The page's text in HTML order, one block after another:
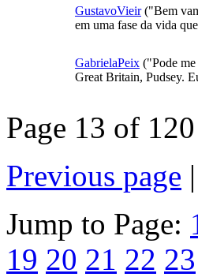
GustavoVieir("Bem
em uma fase da vida
GabrielaPeix ("Pode
Great Britain, Pudsey.
Page 13 of 120
Previous page |
Jump to Page:
19 20 21 22 23